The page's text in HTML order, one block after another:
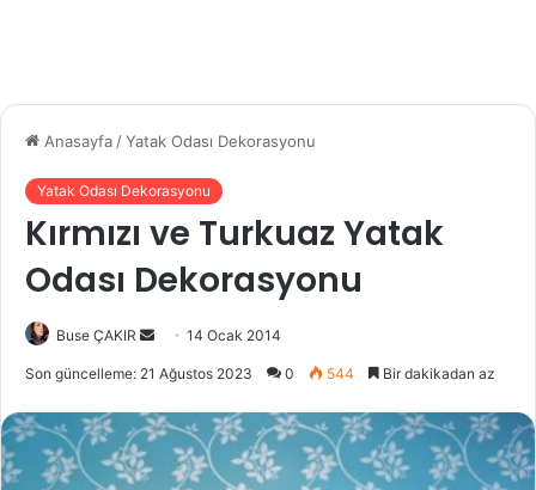
Anasayfa /Yatak Odası Dekorasyonu
Yatak Odası Dekorasyonu
Kırmızı ve Turkuaz Yatak
Odası Dekorasyonu
Buse ÇAKIR
e
14 Ocak 2014
Son güncelleme: 21 Ağustos 2023 0 544 Bir dakikadan az